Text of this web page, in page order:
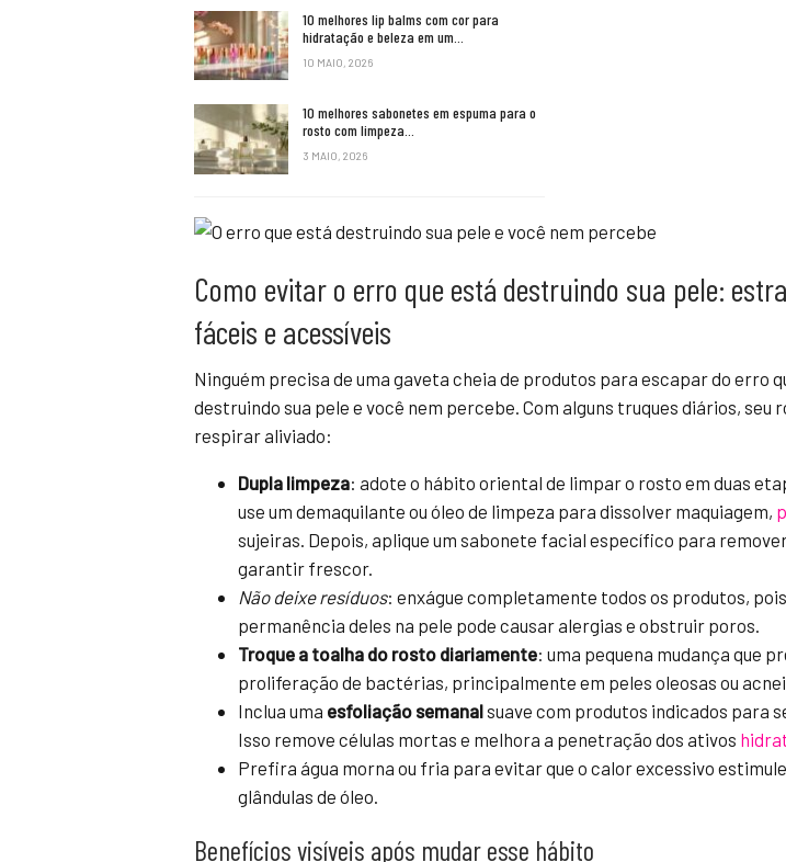
10 melhores lip balms com cor para
hidratação e beleza em um…
10 MAIO, 2026
10 melhores sabonetes em espuma para o
rosto com limpeza…
3 MAIO, 2026
Como evitar o erro que está destruindo sua pele:
fáceis e acessíveis
Ninguém precisa de uma gaveta cheia de produtos para escapar do erro
destruindo sua pele e você nem percebe. Com alguns truques diários, seu
respirar aliviado:
Dupla limpeza: adote o hábito oriental de limpar o rosto em duas
use um demaquilante ou óleo de limpeza para dissolver maquiagem,
sujeiras. Depois, aplique um sabonete facial específico para
garantir frescor.
Não deixe resíduos: enxágue completamente todos os produtos,
permanência deles na pele pode causar alergias e obstruir poros.
Troque a toalha do rosto diariamente: uma pequena mudança que
proliferação de bactérias, principalmente em peles oleosas ou
Inclua uma esfoliação semanalsuave com produtos indicados para
Isso remove células mortas e melhora a penetração dos ativos
Prefira água morna ou fria para evitar que o calor excessivo
glândulas de óleo.
Benefícios visíveis após mudar esse hábito